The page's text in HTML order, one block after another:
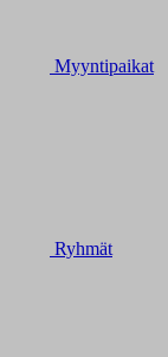
Myyntipaikat
Ryhmät